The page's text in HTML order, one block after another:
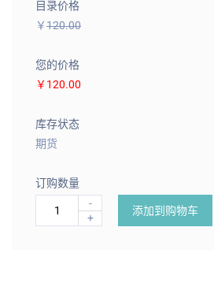
目录价格
￥120.00
您的价格
￥120.00
库存状态
期货
订购数量
-
+
添加到购物车